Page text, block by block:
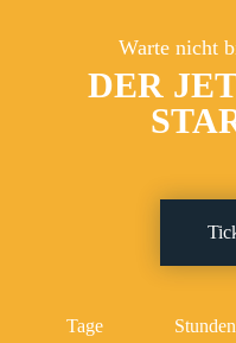
Warte nicht
DER
Tage Stunden